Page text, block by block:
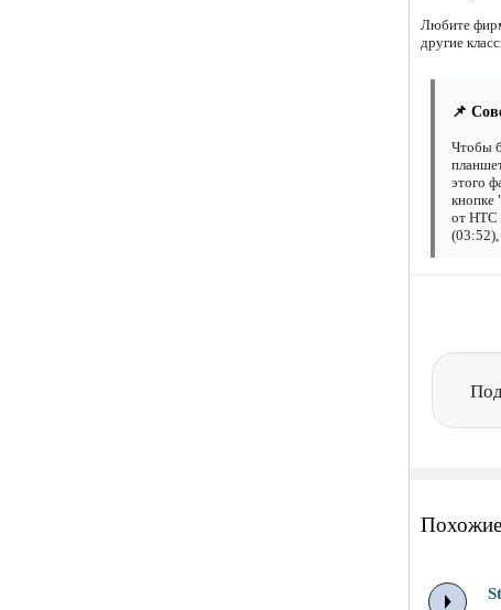
Любите
другие
📌
Чтобы
этого
кнопке
от HTC
(03:52),